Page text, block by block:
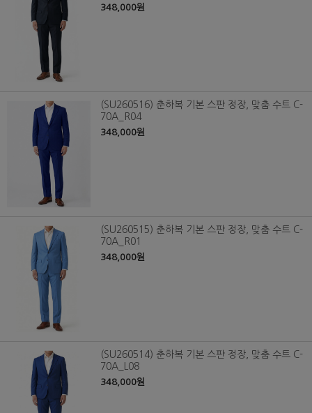
348,000원
(SU260516) 춘하복 기본 스판 정장, 맞춤 수트 C-
70A_R04
348,000원
(SU260515) 춘하복 기본 스판 정장, 맞춤 수트 C-
70A_R01
348,000원
(SU260514) 춘하복 기본 스판 정장, 맞춤 수트 C-
70A_L08
348,000원